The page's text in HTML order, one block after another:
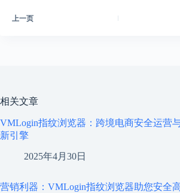
上一页
相关文章
VMLogin指纹浏览器：跨境电商安全运营
新引擎
2025年4月30日
营销利器：VMLogin指纹浏览器助您安全